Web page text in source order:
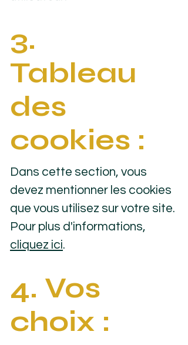
3.
Tableau
des
cookies :
Dans cette section, vous
devez mentionner les cookies
que vous utilisez sur votre site.
Pour plus d'informations,
cliquez ici.
4. Vos
choix :